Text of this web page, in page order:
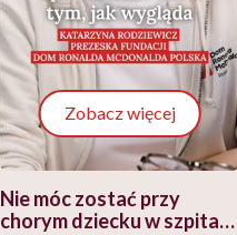
Zobacz więcej
Nie móc zostać przy
chorym dziecku w szpitalu